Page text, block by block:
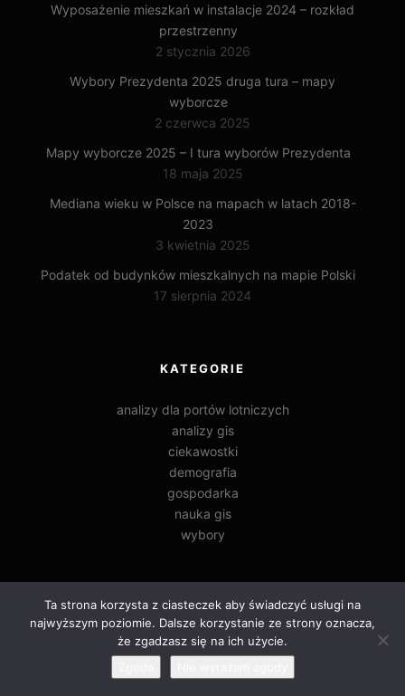
Wyposażenie mieszkań w instalacje 2024 – rozkład
przestrzenny
2 stycznia 2026
Wybory Prezydenta 2025 druga tura – mapy
wyborcze
2 czerwca 2025
Mapy wyborcze 2025 – I tura wyborów Prezydenta
18 maja 2025
Mediana wieku w Polsce na mapach w latach 2018-
2023
3 kwietnia 2025
Podatek od budynków mieszkalnych na mapie Polski
17 sierpnia 2024
KATEGORIE
analizy dla portów lotniczych
analizy gis
ciekawostki
demografia
gospodarka
nauka gis
wybory
Ta strona korzysta z ciasteczek aby świadczyć usługi na
najwyższym poziomie. Dalsze korzystanie ze strony oznacza,
że zgadzasz się na ich użycie.